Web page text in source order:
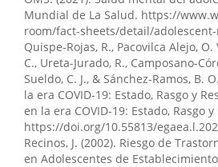
Mundial de La Salud. https://
room/fact-sheets/detail/
Quispe-Rojas, R., Pacovilca Alejo,
C., Ureta-Jurado, R., Camposano-
Sueldo, C. J., & Sánchez-Ramos, B.
la era COVID-19: Estado, Rasgo y
en la era COVID-19: Estado, Rasgo
https://doi.org/10.55813/
Recinos, J. (2002). Riesgo de
en Adolescentes de